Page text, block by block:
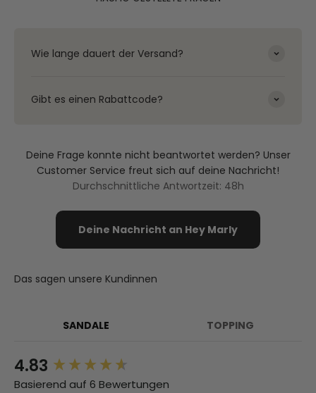
Wie lange dauert der Versand?
Gibt es einen Rabattcode?
Deine Frage konnte nicht beantwortet werden? Unser
Customer Service freut sich auf deine Nachricht!
Durchschnittliche Antwortzeit: 48h
Deine Nachricht an Hey Marly
Das sagen unsere Kundinnen
SANDALE TOPPING
4.83
Basierend auf 6 Bewertungen
New content loaded